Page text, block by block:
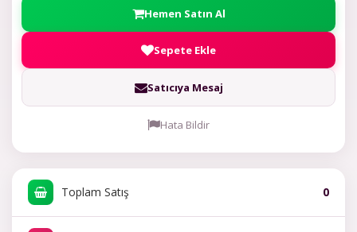
Hemen Satın Al
Sepete Ekle
Satıcıya Mesaj
Hata Bildir
Toplam Satış 0